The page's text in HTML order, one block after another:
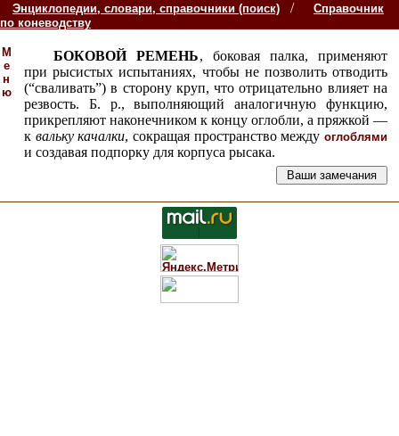
Энциклопедии, словари, справочники (поиск) /
Справочник
по коневодству
М
е
н
ю
БОКОВОЙ РЕМЕНЬ, боковая палка, применяют
при рысистых испытаниях, чтобы не позволить отводить
(“сваливать”) в сторону круп, что отрицательно влияет на
резвость. Б. р., выполняющий аналогичную функцию,
прикрепляют наконечником к концу оглобли, а пряжкой —
к вальку качалки, сокращая пространство междуоглоблями
и создавая подпорку для корпуса рысака.